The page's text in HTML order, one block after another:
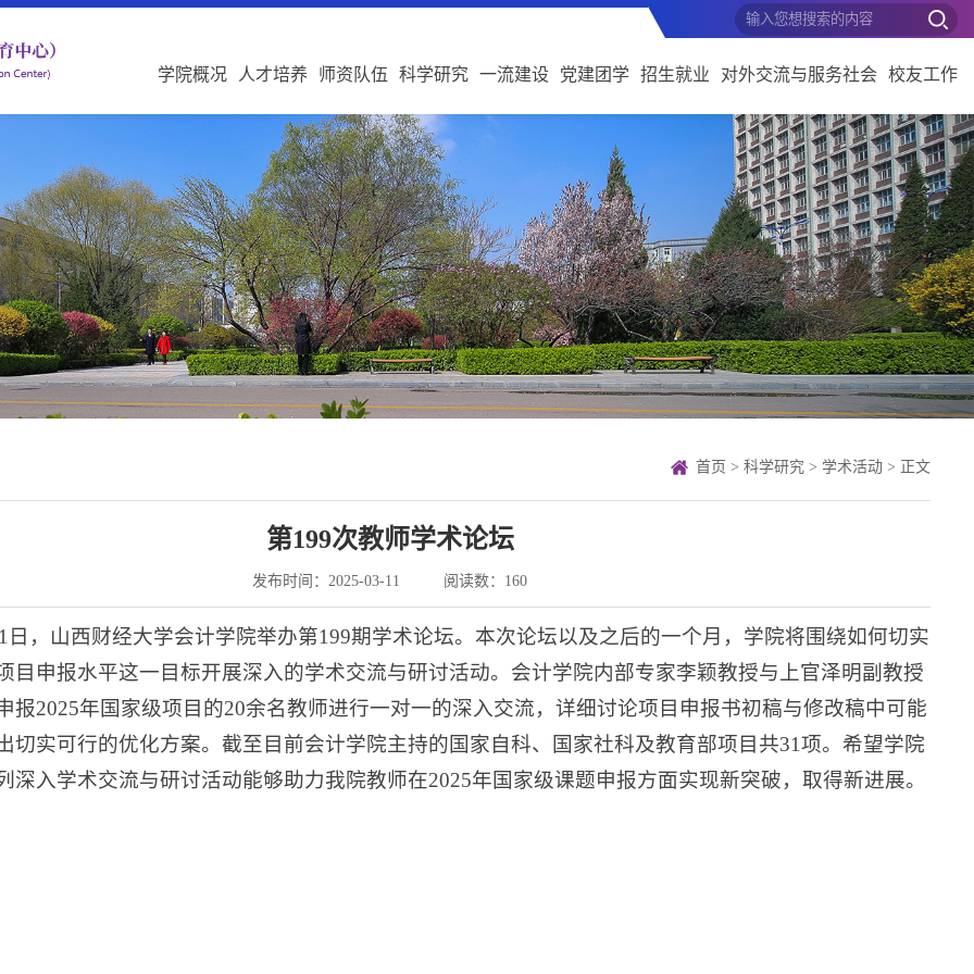
学院概况 人才培养 师资队伍 科学研究 一流建设 党建团学 招生就业 对外交流与服务社会 校友工作
首页 > 科学研究 > 学术活动> 正文
第199次教师学术论坛
发布时间：2025-03-11 阅读数： 160
日，山西财经大学会计学院举办第199期学术论坛。本次论坛以及之后的一个月，学院将围绕如何切实
目申报水平这一目标开展深入的学术交流与研讨活动。会计学院内部专家李颖教授与上官泽明副教授
报2025年国家级项目的20余名教师进行一对一的深入交流，详细讨论项目申报书初稿与修改稿中可能
切实可行的优化方案。截至目前会计学院主持的国家自科、国家社科及教育部项目共31项。希望学院
深入学术交流与研讨活动能够助力我院教师在2025年国家级课题申报方面实现新突破，取得新进展。